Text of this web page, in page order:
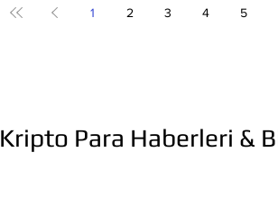
1 2 3 4 5
Kripto Para Haberleri &